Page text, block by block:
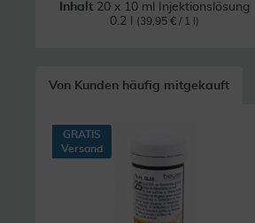
Inhalt 20 x 10 ml Injektionslösung
0.2 l
(39,95 € / 1 l)
Von Kunden häufig mitgekauft
GRATIS
Versand